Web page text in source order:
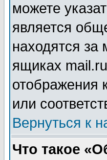
можете
является
находятся за
ящиках
отображения
или
Вернуться к
Что такое